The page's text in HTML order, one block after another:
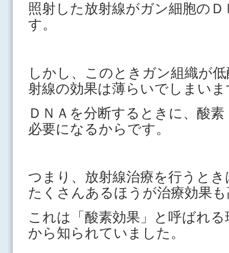
照射した放射線がガン細胞の
す。
しかし、このときガン組織が
射線の効果は薄らいでしまい
ＤＮＡを分断するときに、酸
必要になるからです。
つまり、放射線治療を行うと
たくさんあるほうが治療効果
これは「酸素効果」と呼ばれ
から知られていました。